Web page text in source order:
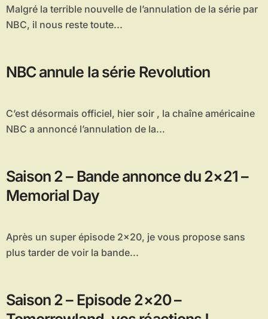
Malgré la terrible nouvelle de l’annulation de la série par
NBC, il nous reste toute...
NBC annule la série Revolution
C’est désormais officiel, hier soir , la chaîne américaine
NBC a annoncé l’annulation de la...
Saison 2 – Bande annonce du 2×21 –
Memorial Day
Après un super épisode 2×20, je vous propose sans
plus tarder de voir la bande...
Saison 2 – Episode 2×20 –